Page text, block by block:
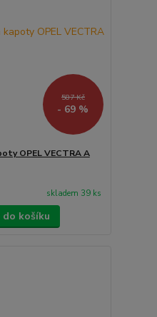
587 Kč
- 69 %
OPEL VECTRA A
skladem 39 ks
košíku